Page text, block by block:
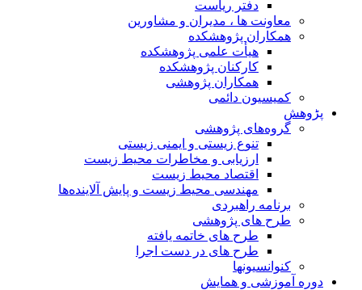
دفتر ریاست
معاونت ها ، مدیران و مشاورین
همکاران پژوهشکده
هیأت علمی پژوهشکده
کارکنان پژوهشکده
همکاران پژوهشی
کمیسیون دائمی
پڑوهش
گروه‌های پژوهشی
تنوع زیستی و ایمنی زیستی
ارزیابی و مخاطرات محیط زیست
اقتصاد محیط زیست
مهندسی محیط زیست و پایش آلاینده‌ها
برنامه راهبردی
طرح های پژوهشی
طرح های خاتمه یافته
طرح های در دست اجرا
کنوانسیونها
دوره آموزشی و همایش